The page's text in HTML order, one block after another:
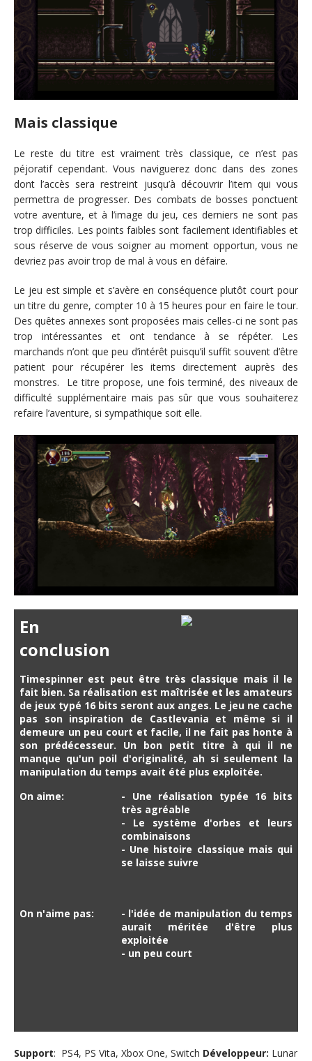
Mais classique
Le reste du titre est vraiment très classique, ce n’est pas
péjoratif cependant. Vous naviguerez donc dans des zones
dont l’accès sera restreint jusqu’à découvrir l’item qui vous
permettra de progresser. Des combats de bosses ponctuent
votre aventure, et à l’image du jeu, ces derniers ne sont pas
trop difficiles. Les points faibles sont facilement identifiables et
sous réserve de vous soigner au moment opportun, vous ne
devriez pas avoir trop de mal à vous en défaire.
Le jeu est simple et s’avère en conséquence plutôt court pour
un titre du genre, compter 10 à 15 heures pour en faire le tour.
Des quêtes annexes sont proposées mais celles-ci ne sont pas
trop intéressantes et ont tendance à se répéter. Les
marchands n’ont que peu d’intérêt puisqu’il suffit souvent d’être
patient pour récupérer les items directement auprès des
monstres. Le titre propose, une fois terminé, des niveaux de
difficulté supplémentaire mais pas sûr que vous souhaiterez
refaire l’aventure, si sympathique soit elle.
En
conclusion
Timespinner est peut être très classique mais il le
fait bien. Sa réalisation est maîtrisée et les amateurs
de jeux typé 16 bits seront aux anges. Le jeu ne cache
pas son inspiration de Castlevania et même si il
demeure un peu court et facile, il ne fait pas honte à
son prédécesseur. Un bon petit titre à qui il ne
manque qu'un poil d'originalité, ah si seulement la
manipulation du temps avait été plus exploitée.
On aime:
- Une réalisation typée 16 bits
très agréable
- Le système d'orbes et leurs
combinaisons
- Une histoire classique mais qui
se laisse suivre
On n'aime pas:
- l'idée de manipulation du temps
aurait méritée d'être plus
exploitée
- un peu court
Support: PS4, PS Vita, Xbox One, Switch Développeur: Lunar